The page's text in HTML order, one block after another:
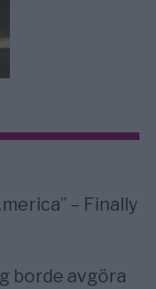
– Finally
borde avgöra